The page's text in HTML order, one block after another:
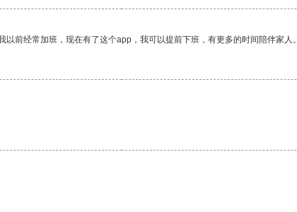
前经常加班，现在有了这个app，我可以提前下班，有更多的时间陪伴家人。